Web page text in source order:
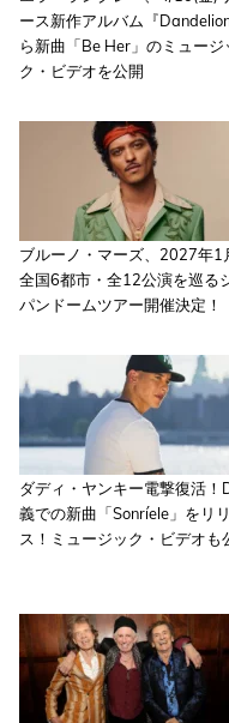
ース新作アルバム『
ら新曲「Be Her」のミュージ
ク・ビデオを公開
ブルーノ・マーズ、2027年1
全国6都市・全12公演を巡る
パンドームツアー開催決定！
ダディ・ヤンキー電撃復活！
義での新曲「Sonríele」をリ
ス！ミュージック・ビデオも